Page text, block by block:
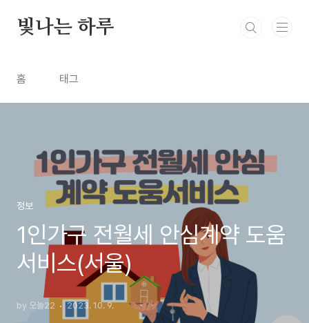
빛나는 하루
홈 태그
정보
1인가구 전월세 안심계약 도움
서비스(서울)
by 오늘22 2023. 10. 9.